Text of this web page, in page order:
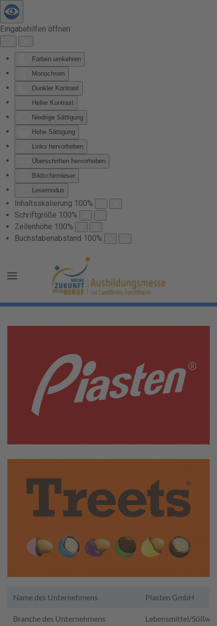
Eingabehilfen öffnen
Farben umkehren
Monochrom
Dunkler Kontrast
Heller Kontrast
Niedrige Sättigung
Hohe Sättigung
Links hervorheben
Überschriften hervorheben
Bildschirmleser
Lesemodus
Inhaltsskalierung 100%
Schriftgröße 100%
Zeilenhöhe 100%
Buchstabenabstand 100%
Zum Hauptinhalt springen
Name des Unternehmens Piasten GmbH
Branche des Unternehmens Lebensmittel/